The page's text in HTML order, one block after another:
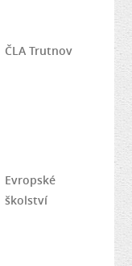
ČLA Trutnov
Evropské
školství